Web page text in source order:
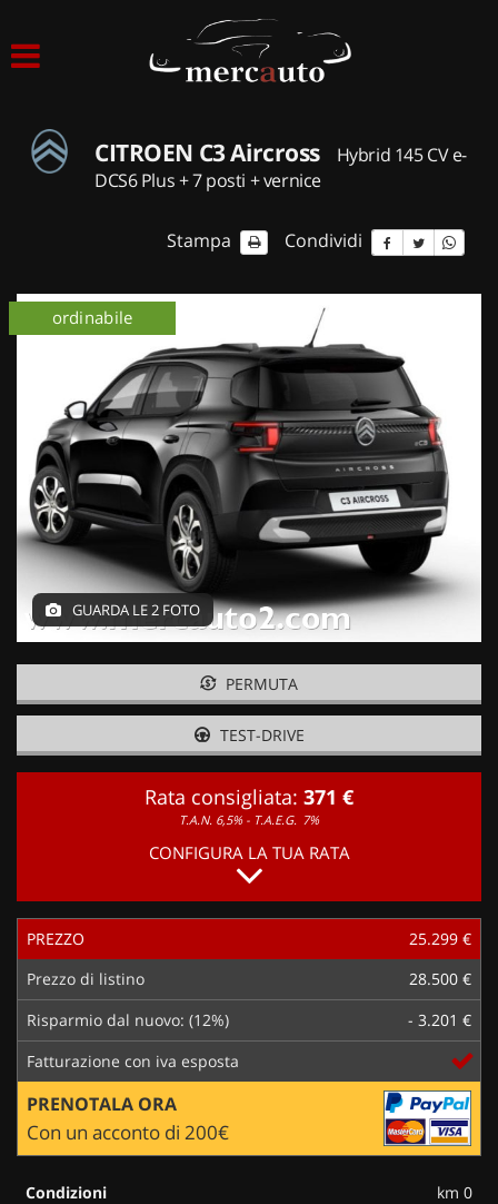
ACQUISTIAMO USATO
NOLEGGIO AUTO
NOLEGGIO LUNGO TERMINE
NOLEGGIO BREVE TERMINE
CONTATTI
CITROEN C3 Aircross
Hybrid 145 CV e-
DCS6 Plus + 7 posti + vernice
Stampa Condividi
ordinabile
GUARDA LE 2 FOTO
PERMUTA
TEST-DRIVE
Rata consigliata: 371 €
T.A.N. 6,5% - T.A.E.G. 7%
CONFIGURA LA TUA RATA
PREZZO
25.299 €
Prezzo di listino
28.500 €
Risparmio dal nuovo: (12%)
- 3.201 €
Fatturazione con iva esposta
PRENOTALA ORA
Con un acconto di 200€
Condizioni
km 0